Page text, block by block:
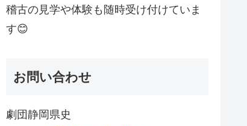
稽古の見学や体験も随時受け付けていま
す😊
お問い合わせ
劇団静岡県史